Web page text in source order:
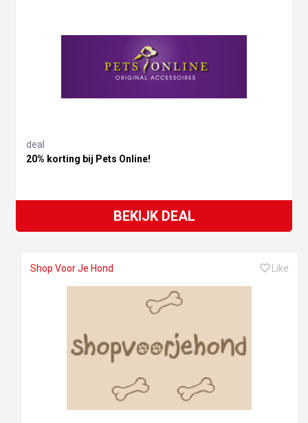
deal
20% korting bij Pets Online!
BEKIJK DEAL
Shop Voor Je Hond Like